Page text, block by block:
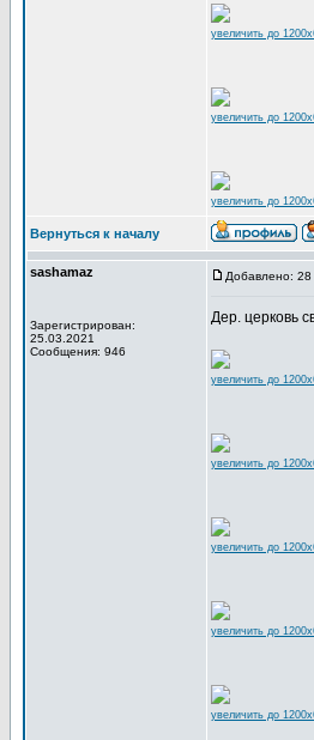
увеличить до
увеличить до
увеличить до
Вернуться к началу
sashamaz
Зарегистрирован:
25.03.2021
Сообщения: 946
Добавлено:
Дер. церковь
увеличить до
увеличить до
увеличить до
увеличить до
увеличить до